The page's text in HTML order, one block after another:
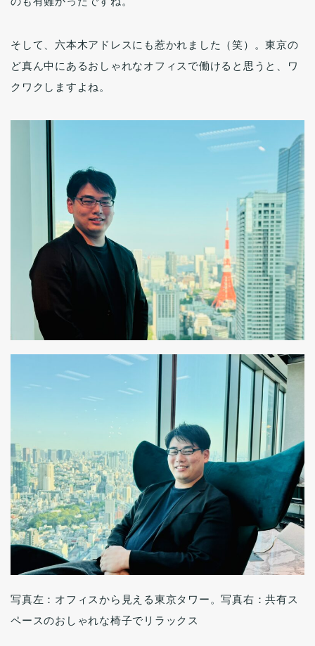
そして、六本木アドレスにも惹かれました（笑）。東京の
ど真ん中にあるおしゃれなオフィスで働けると思うと、ワ
クワクしますよね。
写真左：オフィスから見える東京タワー。写真右：共有ス
ペースのおしゃれな椅子でリラックス